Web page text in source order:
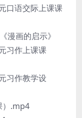
口语交际上课课
漫画的启示》
习作上课课
习作教学设
）.mp4